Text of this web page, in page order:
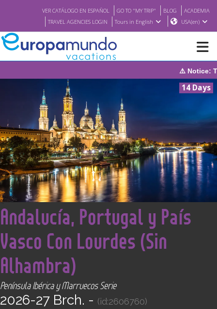
VER CATÁLOGO EN ESPAÑOL GO TO "MY TRIP" BLOG
ACADEMIA
TRAVEL AGENCIES LOGIN
Tours in English USA(en)
BROCHURE PDF
WHERE TO BUY
FEATURED
ABOUT US
CONTACT
⚠️ Notice: The system
14 Days
<
Andalucía, Portugal y País
Vasco Con Lourdes (Sin
Alhambra)
Península Ibérica y Marruecos Serie
2026-27 Brch. - (id:2606760)